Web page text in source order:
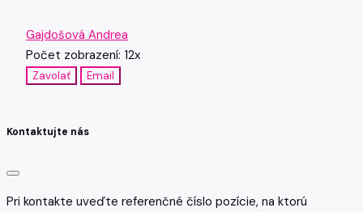
Gajdošová Andrea
Počet zobrazení: 12x
Zavolať Email
Kontaktujte nás
Pri kontakte uveďte referenčné číslo pozície, na ktorú